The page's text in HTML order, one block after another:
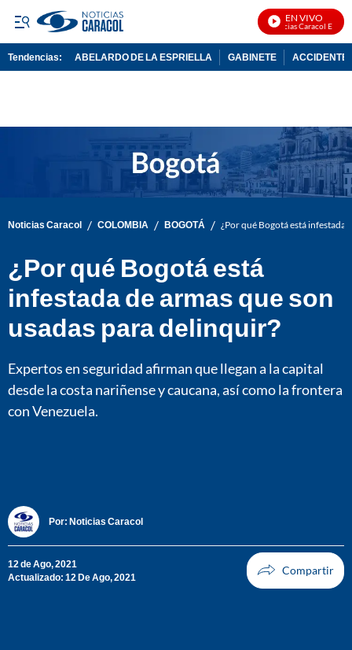
EN VIVO
Noticias Caracol En Vivo
Tendencias: ABELARDO DE LA ESPRIELLA GABINETE ACCIDENTE
Noticias Caracol / COLOMBIA / BOGOTÁ / ¿Por qué Bogotá está infestada
¿Por qué Bogotá está
infestada de armas que son
usadas para delinquir?
Expertos en seguridad afirman que llegan a la capital
desde la costa nariñense y caucana, así como la frontera
con Venezuela.
Por: Noticias Caracol
12 de Ago, 2021
Actualizado: 12 De Ago, 2021